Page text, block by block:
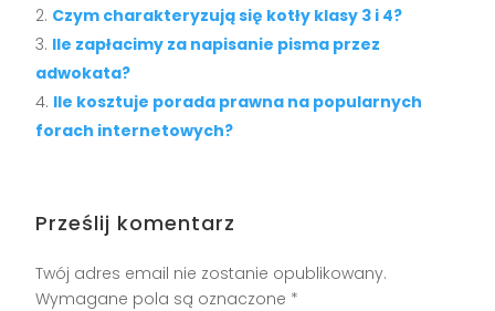
Czym charakteryzują się kotły klasy 3 i 4?
Ile zapłacimy za napisanie pisma przez
adwokata?
Ile kosztuje porada prawna na popularnych
forach internetowych?
Prześlij komentarz
Twój adres email nie zostanie opublikowany.
Wymagane pola są oznaczone *